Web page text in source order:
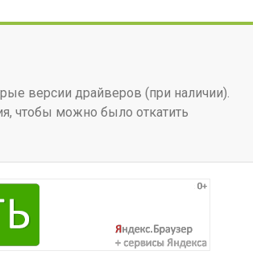
версии драйверов (при наличии).
чтобы можно было откатить